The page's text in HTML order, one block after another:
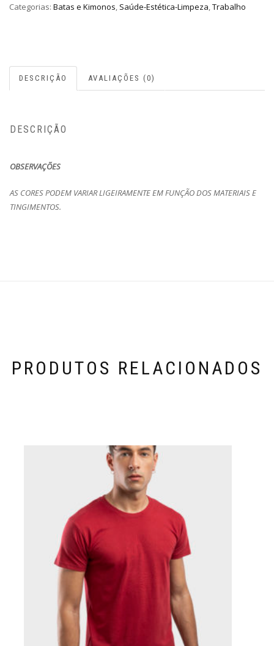
Categorias: Batas e Kimonos, Saúde-Estética-Limpeza,Trabalho
DESCRIÇÃO AVALIAÇÕES (0)
DESCRIÇÃO
OBSERVAÇÕES
AS CORES PODEM VARIAR LIGEIRAMENTE EM FUNÇÃO DOS MATERIAIS E
TINGIMENTOS.
PRODUTOS RELACIONADOS